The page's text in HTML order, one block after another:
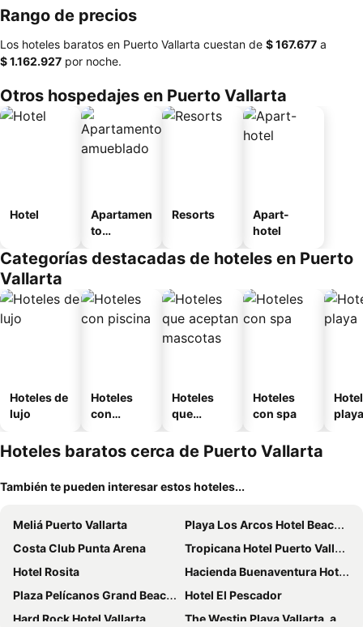
Rango de precios
Los hoteles baratos en Puerto Vallarta cuestan de ‎$ 167.677 a
‎$ 1.162.927 por noche.
Otros hospedajes en Puerto Vallarta
Hotel
Apartamen
to
o
Resorts
Apart-
hotel
Categorías destacadas de hoteles en Puerto
Vallarta
Hoteles de
lujo
Hoteles
con
Hoteles
que
mascotas
Hoteles
con spa
playa
Hoteles baratos cerca de Puerto Vallarta
También te pueden interesar estos hoteles...
Meliá Puerto Vallarta
Playa Los Arcos Hotel Beach Resort & Spa
Costa Club Punta Arena
Tropicana Hotel Puerto Vallarta
Hotel Rosita
Hacienda Buenaventura Hotel & Mexican Charm - All Inclusive
Plaza Pelícanos Grand Beach Resort
Hotel El Pescador
Hard Rock Hotel Vallarta
The Westin Playa Vallarta, an All-Inclusive Resort Marriott